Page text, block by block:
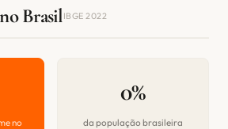
BrasilIBGE 2022
no
0%
da população brasileira